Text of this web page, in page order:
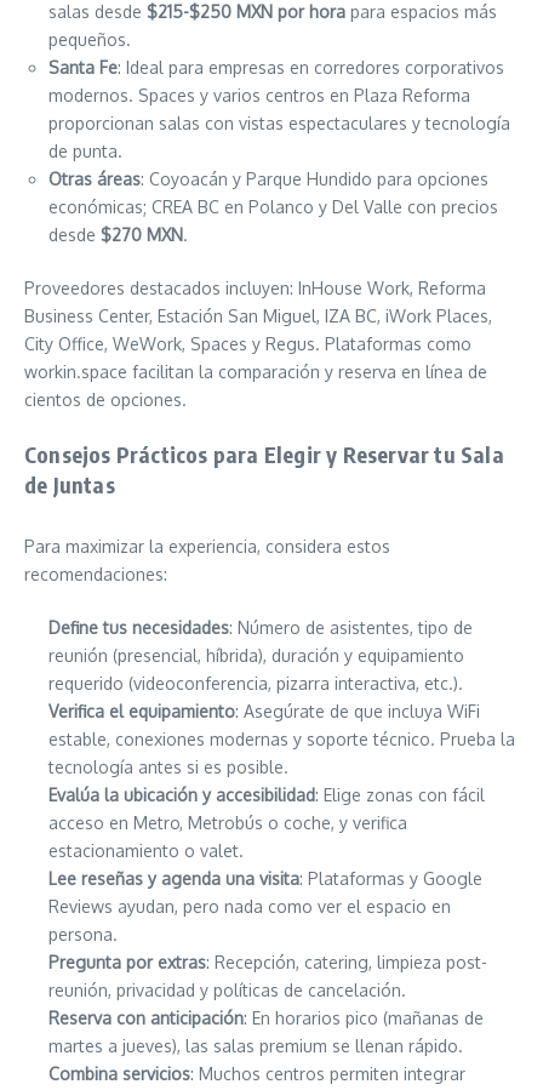
salas desde $215-$250 MXN por hora para espacios más
pequeños.
Santa Fe: Ideal para empresas en corredores corporativos
modernos. Spaces y varios centros en Plaza Reforma
proporcionan salas con vistas espectaculares y tecnología
de punta.
Otras áreas: Coyoacán y Parque Hundido para opciones
económicas; CREA BC en Polanco y Del Valle con precios
desde $270 MXN.
Proveedores destacados incluyen: InHouse Work, Reforma
Business Center, Estación San Miguel, IZA BC, iWork Places,
City Office, WeWork, Spaces y Regus. Plataformas como
workin.space facilitan la comparación y reserva en línea de
cientos de opciones.
Consejos Prácticos para Elegir y Reservar tu Sala
de Juntas
Para maximizar la experiencia, considera estos
recomendaciones:
Define tus necesidades: Número de asistentes, tipo de
reunión (presencial, híbrida), duración y equipamiento
requerido (videoconferencia, pizarra interactiva, etc.).
Verifica el equipamiento: Asegúrate de que incluya WiFi
estable, conexiones modernas y soporte técnico. Prueba la
tecnología antes si es posible.
Evalúa la ubicación y accesibilidad: Elige zonas con fácil
acceso en Metro, Metrobús o coche, y verifica
estacionamiento o valet.
Lee reseñas y agenda una visita: Plataformas y Google
Reviews ayudan, pero nada como ver el espacio en
persona.
Pregunta por extras: Recepción, catering, limpieza post-
reunión, privacidad y políticas de cancelación.
Reserva con anticipación: En horarios pico (mañanas de
martes a jueves), las salas premium se llenan rápido.
Combina servicios: Muchos centros permiten integrar